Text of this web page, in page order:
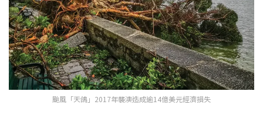
颱風「天鴿」2017年襲澳造成逾14億美元經濟損失